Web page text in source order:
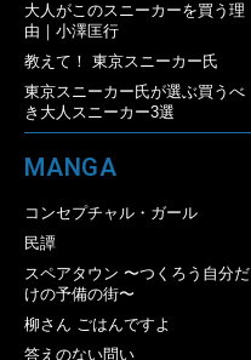
大人がこのスニーカーを買う理
由｜小澤匡行
教えて！ 東京スニーカー氏
東京スニーカー氏が選ぶ買うべ
き大人スニーカー3選
MANGA
コンセプチャル・ガール
民譚
スペアタウン 〜つくろう自分だ
けの予備の街〜
柳さん ごはんですよ
答えのない問い